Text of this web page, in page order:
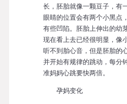
长，胚胎就像一颗豆子，有
眼睛的位置会有两个小黑点
有些凹陷。胚胎上伸出的幼
现在看上去已经很明显，像
听不到胎心音，但是胚胎的
并开始有规律的跳动，每分
准妈妈心跳要快两倍。
孕妈变化